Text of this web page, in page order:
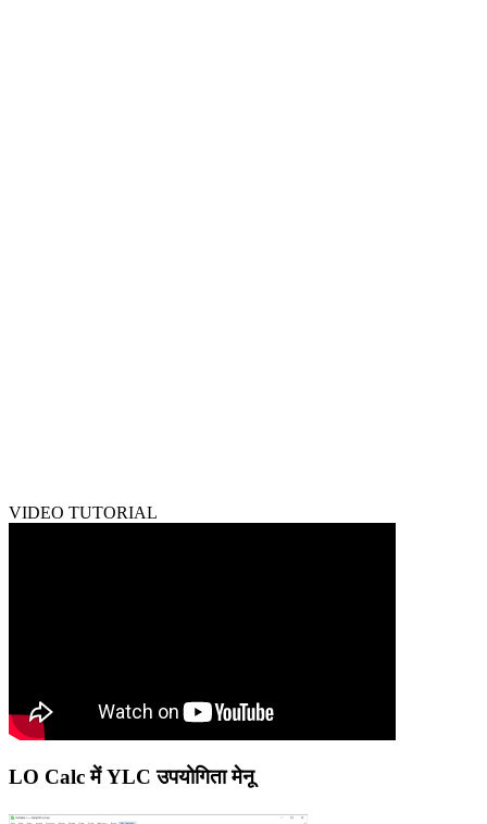
VIDEO TUTORIAL
LO Calc में YLC उपयोगिता मेनू